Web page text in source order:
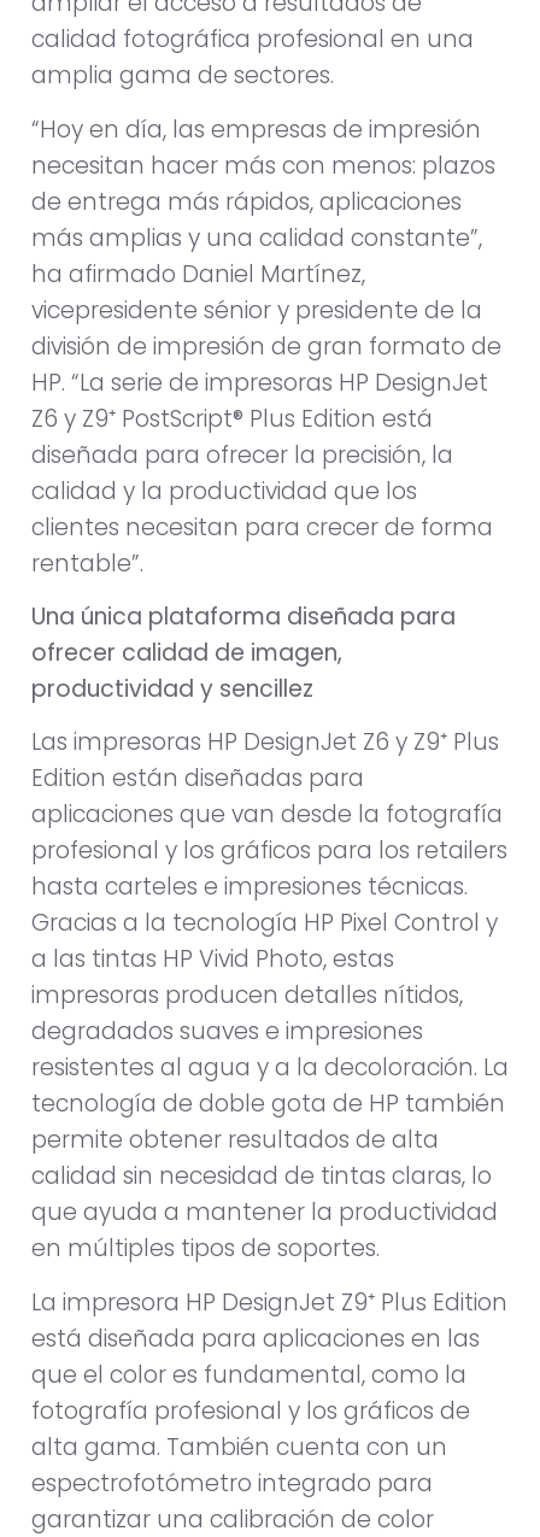
calidad fotográfica profesional en una
amplia gama de sectores.
“Hoy en día, las empresas de impresión
necesitan hacer más con menos: plazos
de entrega más rápidos, aplicaciones
más amplias y una calidad constante”,
ha afirmado Daniel Martínez,
vicepresidente sénior y presidente de la
división de impresión de gran formato de
HP. “La serie de impresoras HP DesignJet
Z6 y Z9⁺ PostScript® Plus Edition está
diseñada para ofrecer la precisión, la
calidad y la productividad que los
clientes necesitan para crecer de forma
rentable”.
Una única plataforma diseñada para
ofrecer calidad de imagen,
productividad y sencillez
Las impresoras HP DesignJet Z6 y Z9⁺ Plus
Edition están diseñadas para
aplicaciones que van desde la fotografía
profesional y los gráficos para los retailers
hasta carteles e impresiones técnicas.
Gracias a la tecnología HP Pixel Control y
a las tintas HP Vivid Photo, estas
impresoras producen detalles nítidos,
degradados suaves e impresiones
resistentes al agua y a la decoloración. La
tecnología de doble gota de HP también
permite obtener resultados de alta
calidad sin necesidad de tintas claras, lo
que ayuda a mantener la productividad
en múltiples tipos de soportes.
La impresora HP DesignJet Z9⁺ Plus Edition
está diseñada para aplicaciones en las
que el color es fundamental, como la
fotografía profesional y los gráficos de
alta gama. También cuenta con un
espectrofotómetro integrado para
garantizar una calibración de color